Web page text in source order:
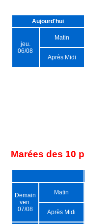
Aujourd'hui
jeu.
06/08
Matin
Après Midi
Marées des 10
Demain
ven.
07/08
Matin
Après Midi